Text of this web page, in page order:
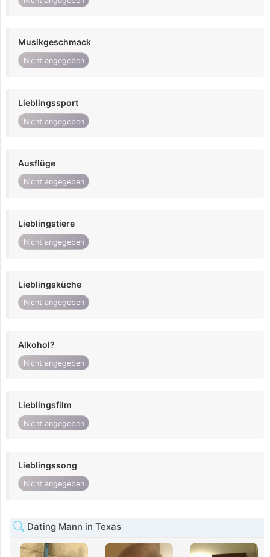
Musikgeschmack
Nicht angegeben
Lieblingssport
Nicht angegeben
Ausflüge
Nicht angegeben
Lieblingstiere
Nicht angegeben
Lieblingsküche
Nicht angegeben
Alkohol?
Nicht angegeben
Lieblingsfilm
Nicht angegeben
Lieblingssong
Nicht angegeben
Dating Mann in Texas